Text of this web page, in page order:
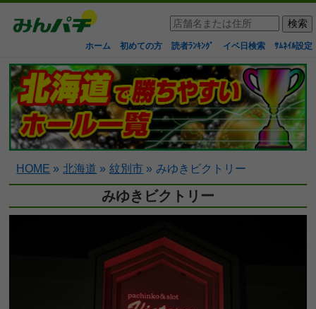
ホーム 初めての方 読者ﾗﾝｷﾝｸﾞ イベ日検索 ｻﾑﾈｲﾙ設定
HOME » 北海道 » 紋別市 » みゆきビクトリー
みゆきビクトリー